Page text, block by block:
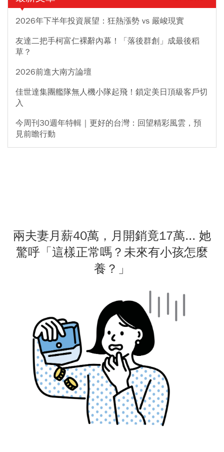
2026年下半年投資展望：狂熱漲勢 vs 嚴峻現實
友達二把手柯富仁裸辭內幕！「落後群創」成最後稻
草？
2026前進大南方論壇
佳世達集團艦隊無人機小隊起飛！鎖定美日頂級客戶切
入
今周刊30週年特輯｜更好的台灣：回望精彩風雲，預
見前瞻行動
兩夫妻月薪40萬，月開銷竟17萬... 她
驚呼「這樣正常嗎？未來有小孩怎麼
養？」